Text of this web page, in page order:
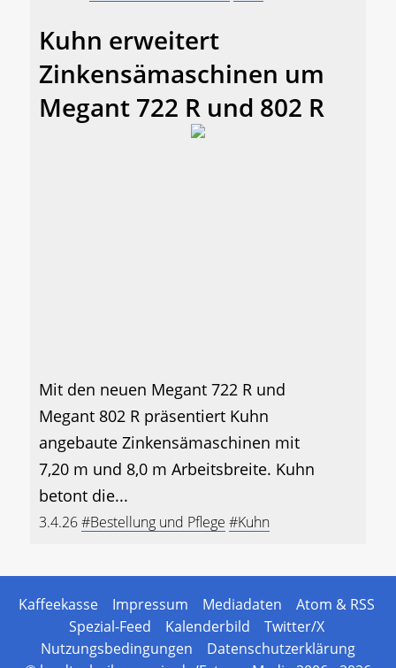
Kuhn erweitert
Zinkensämaschinen um
Megant 722 R und 802 R
Mit den neuen Megant 722 R und
Megant 802 R präsentiert Kuhn
angebaute Zinkensämaschinen mit
7,20 m und 8,0 m Arbeitsbreite. Kuhn
betont die...
3.4.26#Bestellung und Pflege #Kuhn
Kaffeekasse Impressum Mediadaten
Atom & RSS
Spezial-Feed
Kalenderbild
Twitter/X
Nutzungsbedingungen
Datenschutzerklärung